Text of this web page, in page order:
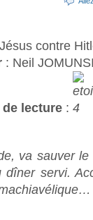
contre
: Neil
lecture :
va sauver
servi.